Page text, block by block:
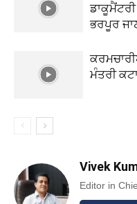
ਭਰਪੂਰ
ਮੰਤਰੀ
Vivek
Editor in